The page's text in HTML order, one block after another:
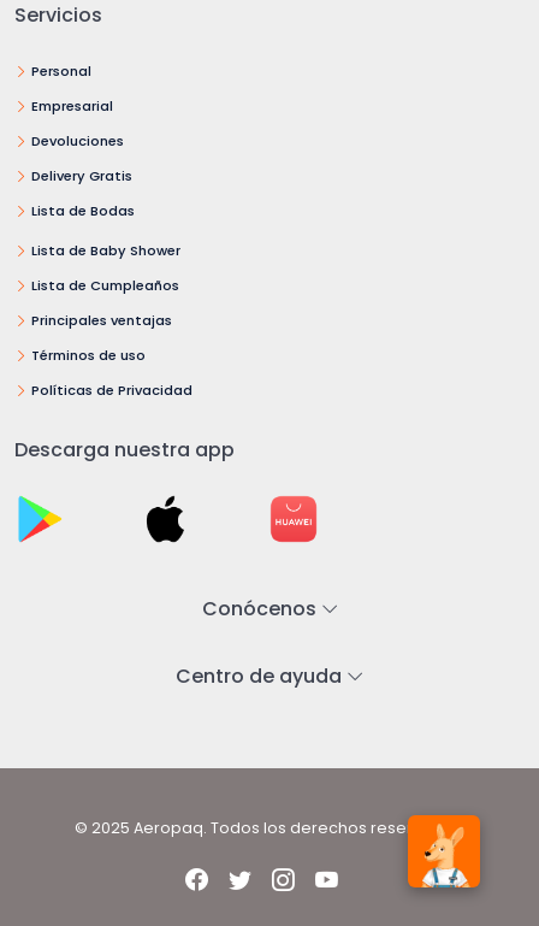
Servicios
Personal
Empresarial
Devoluciones
Delivery Gratis
Lista de Bodas
Lista de Baby Shower
Lista de Cumpleaños
Principales ventajas
Términos de uso
Políticas de Privacidad
Descarga nuestra app
Conócenos
Centro de ayuda
© 2025 Aeropaq. Todos los derechos reservados.